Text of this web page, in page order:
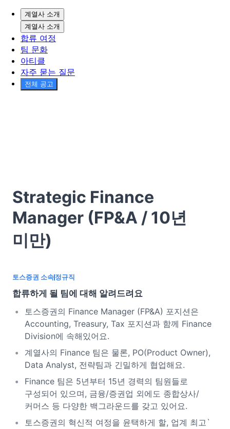
계열사 소개
계열사 소개
합류 여정
팀 문화
아티클
자주 묻는 질문
전체 공고
Strategic Finance
Manager (FP&A / 10년
미만)
토스증권 소속정규직
합류하게 될 팀에 대해 알려드려요
토스증권의 Finance Manager (FP&A) 포지션은
Accounting, Treasury, Tax 포지션과 함께 Finance
Division에 속해있어요.
계열사의 Finance 팀은 물론, PO(Product Owner),
Data Analyst, 전략팀과 긴밀하게 협업해요.
Finance 팀은 5년부터 15년 경력의 팀원들로
구성되어 있으며, 금융/증권업 외에도 종합상사/
커머스 등 다양한 백그라운드를 갖고 있어요.
토스증권의 혁신적 여정을 윤택하게 할, 업계 최고`